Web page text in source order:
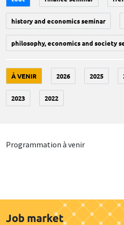
history and economics seminar
philosophy, economics and society
À VENIR 2026 2025
2023 2022
Programmation à venir
Job market